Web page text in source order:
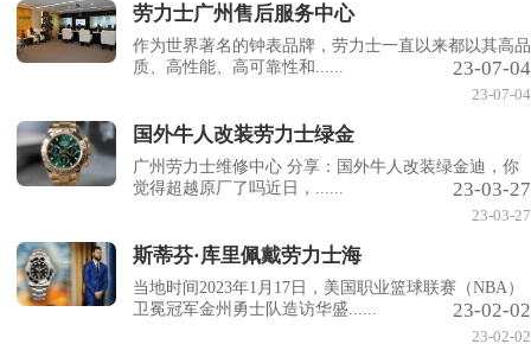
劳力士广州售后服务中心
作为世界著名的钟表品牌，劳力士一直以来都以其高品
质、高性能、高可靠性和......
23-07-04
23-07-04
国外牛人改装劳力士绿金
广州劳力士维修中心 分享：国外牛人改装绿金迪，你
觉得超越原厂了吗近日，......
23-03-27
23-03-27
斯蒂芬·库里佩戴劳力士海
当地时间2023年1月17日，美国职业篮球联赛（NBA）
卫冕冠军金州勇士队造访华盛......
23-02-02
23-02-02